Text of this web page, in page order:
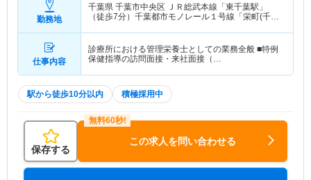
勤務地
千葉県 千葉市中央区 ＪＲ総武本線「東千葉駅」
（徒歩7分）千葉都市モノレール１号線「栄町(千葉)
仕事内容
診療所における管理栄養士としての業務全般 ■特例
保健指導の訪問面接・来社面接（…
駅から徒歩10分以内 積極採用中
保存する
この求人を問い合わせる